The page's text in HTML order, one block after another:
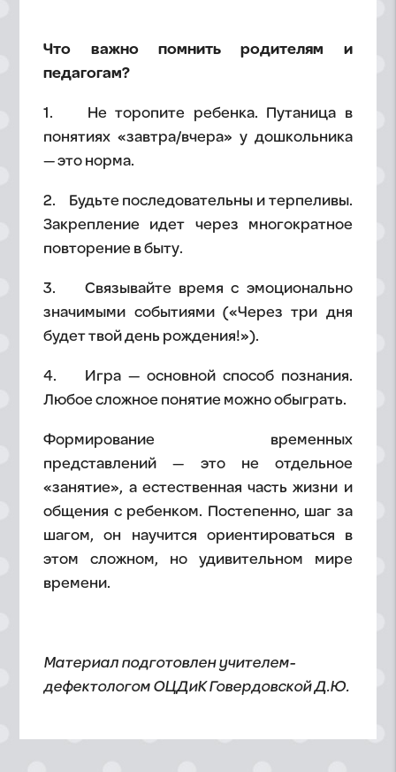
Что важно помнить родителям и
педагогам?
1. Не торопите ребенка. Путаница в
понятиях «завтра/вчера» у дошкольника
— это норма.
2. Будьте последовательны и терпеливы.
Закрепление идет через многократное
повторение в быту.
3. Связывайте время с эмоционально
значимыми событиями («Через три дня
будет твой день рождения!»).
4. Игра — основной способ познания.
Любое сложное понятие можно обыграть.
Формирование временных
представлений — это не отдельное
«занятие», а естественная часть жизни и
общения с ребенком. Постепенно, шаг за
шагом, он научится ориентироваться в
этом сложном, но удивительном мире
времени.
Материал подготовлен учителем-
дефектологом ОЦДиК Говердовской Д.Ю.